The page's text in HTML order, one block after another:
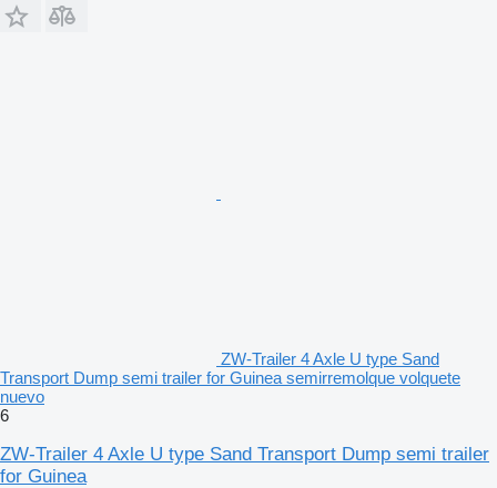
ZW-Trailer 4 Axle U type Sand
Transport Dump semi trailer for Guinea semirremolque volquete
nuevo
6
ZW-Trailer 4 Axle U type Sand Transport Dump semi trailer
for Guinea